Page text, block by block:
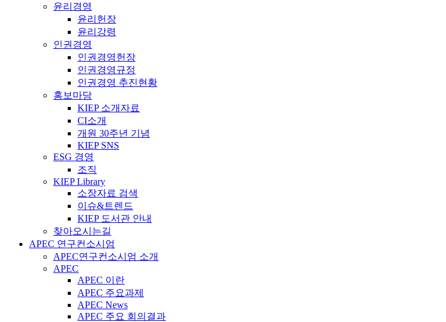
윤리경영
윤리헌장
윤리강령
인권경영
인권경영헌장
인권경영규정
인권경영 추진현황
홍보마당
KIEP 소개자료
CI소개
개원 30주년 기념
KIEP SNS
ESG 경영
조직
KIEP Library
소장자료 검색
이슈&트렌드
KIEP 도서관 안내
찾아오시는길
APEC 연구컨소시엄
APEC연구컨소시엄 소개
APEC
APEC 이란
APEC 주요과제
APEC News
APEC 주요 회의결과